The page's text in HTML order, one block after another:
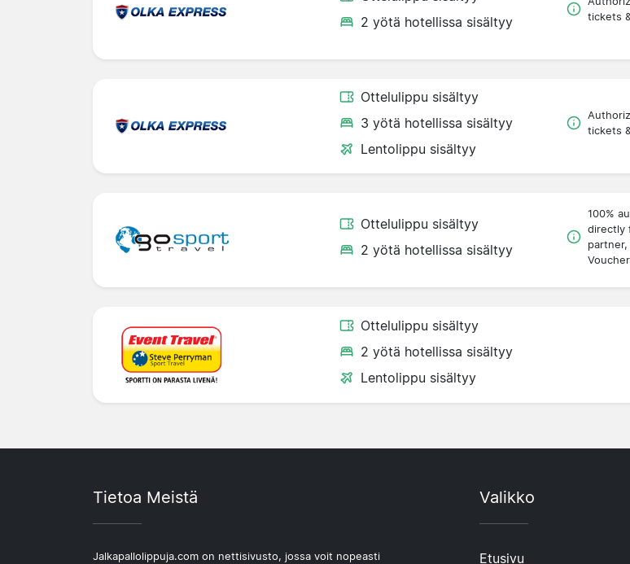
2 yötä hotellissa sisältyy
tickets
Ottelulippu sisältyy
3 yötä hotellissa sisältyy
Lentolippu sisältyy
tickets
Ottelulippu sisältyy
2 yötä hotellissa sisältyy
100%
directly
Ottelulippu sisältyy
2 yötä hotellissa sisältyy
Lentolippu sisältyy
Tietoa Meistä
Jalkapallolippuja.com on nettisivusto, jossa voit nopeasti
Valikko
Etusivu